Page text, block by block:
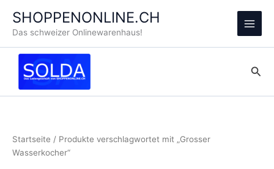
Inhalt
springen
SHOPPENONLINE.CH
Das schweizer Onlinewarenhaus!
Main
Startseite / Produkte verschlagwortet mit „Grosser
Wasserkocher“